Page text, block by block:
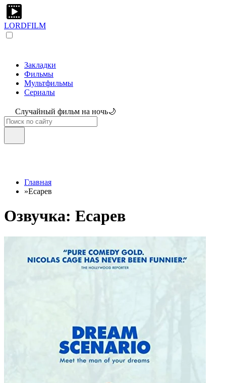
LORDFILM
Закладки
Фильмы
Мультфильмы
Сериалы
Случайный фильм на ночь🌙
Главная
»Есарев
Озвучка: Есарев